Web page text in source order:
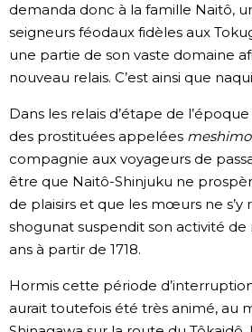
demanda donc à la famille Naitô,
seigneurs féodaux fidèles aux
une partie de son vaste domaine
nouveau relais. C’est ainsi que
Dans les relais d’étape de
des prostituées appelées
compagnie aux voyageurs de
être que Naitô-Shinjuku ne
de plaisirs et que les mœurs ne s’y
shogunat suspendit son activité de
ans à partir de 1718.
Hormis cette période
aurait toutefois été très animé, au